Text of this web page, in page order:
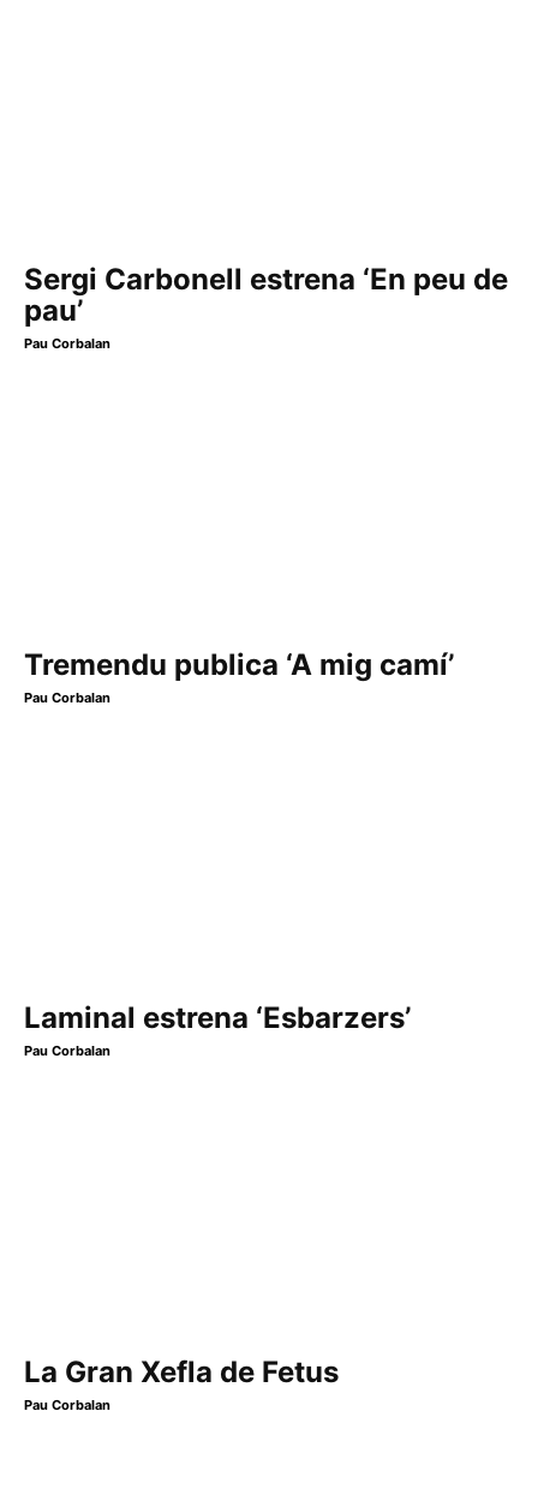
Sergi Carbonell estrena ‘En peu de
pau’
Pau Corbalan
Tremendu publica ‘A mig camí’
Pau Corbalan
Laminal estrena ‘Esbarzers’
Pau Corbalan
La Gran Xefla de Fetus
Pau Corbalan